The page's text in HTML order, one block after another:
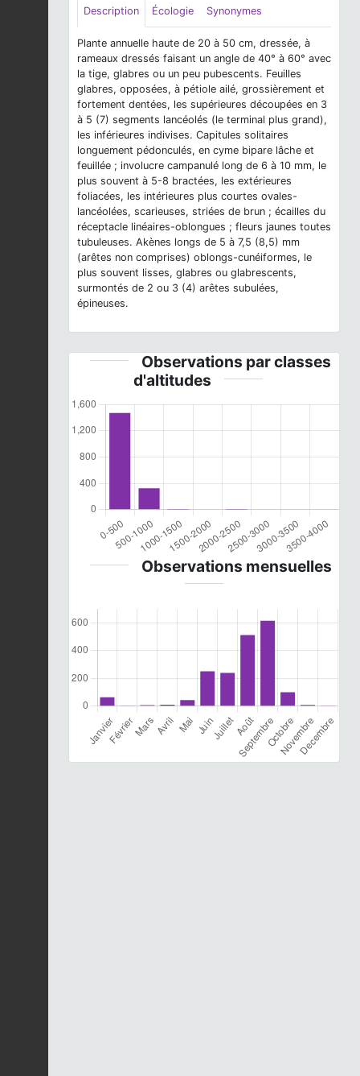
Description Écologie Synonymes
Plante annuelle haute de 20 à 50 cm, dressée, à
rameaux dressés faisant un angle de 40° à 60° avec
la tige, glabres ou un peu pubescents. Feuilles
glabres, opposées, à pétiole ailé, grossièrement et
fortement dentées, les supérieures découpées en 3
à 5 (7) segments lancéolés (le terminal plus grand),
les inférieures indivises. Capitules solitaires
longuement pédonculés, en cyme bipare lâche et
feuillée ; involucre campanulé long de 6 à 10 mm, le
plus souvent à 5-8 bractées, les extérieures
foliacées, les intérieures plus courtes ovales-
lancéolées, scarieuses, striées de brun ; écailles du
réceptacle linéaires-oblongues ; fleurs jaunes toutes
tubuleuses. Akènes longs de 5 à 7,5 (8,5) mm
(arêtes non comprises) oblongs-cunéiformes, le
plus souvent lisses, glabres ou glabrescents,
surmontés de 2 ou 3 (4) arêtes subulées,
épineuses.
Observations par classes
d'altitudes
Observations mensuelles